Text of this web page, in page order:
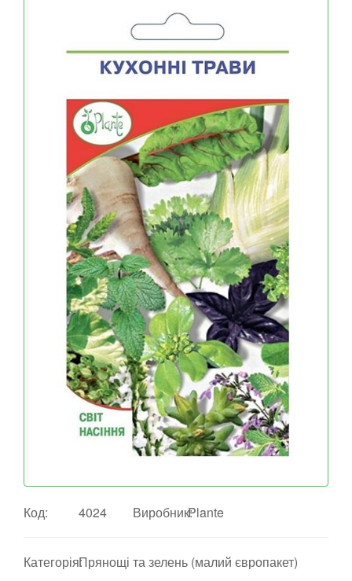
Код: 4024 Виробник:Plante
Категорія:Прянощі та зелень (малий європакет)